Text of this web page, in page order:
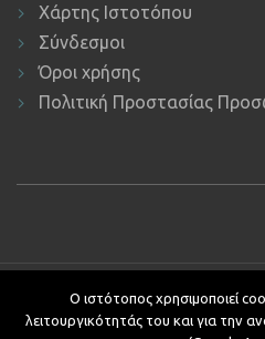
Χάρτης Ιστοτόπου
Σύνδεσμοι
Όροι χρήσης
Πολιτική Προστασίας
Copyright © 2019 ΕΚΔΔΑ.
Εφαρμογών
Ο ιστότοπος χρησιμοποιεί
λειτουργικότητάς του και για την